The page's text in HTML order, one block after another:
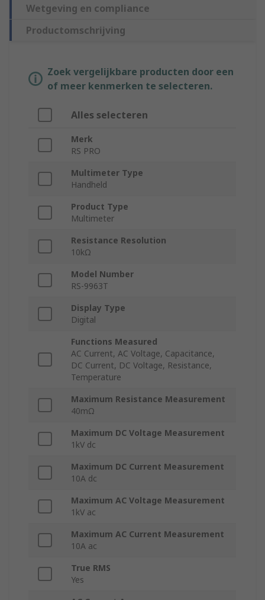
Wetgeving en compliance
Productomschrijving
Zoek vergelijkbare producten door een
of meer kenmerken te selecteren.
Alles selecteren
Merk
RS PRO
Multimeter Type
Handheld
Product Type
Multimeter
Resistance Resolution
10kΩ
Model Number
RS-9963T
Display Type
Digital
Functions Measured
AC Current, AC Voltage, Capacitance,
DC Current, DC Voltage, Resistance,
Temperature
Maximum Resistance Measurement
40mΩ
Maximum DC Voltage Measurement
1kV dc
Maximum DC Current Measurement
10A dc
Maximum AC Voltage Measurement
1kV ac
Maximum AC Current Measurement
10A ac
True RMS
Yes